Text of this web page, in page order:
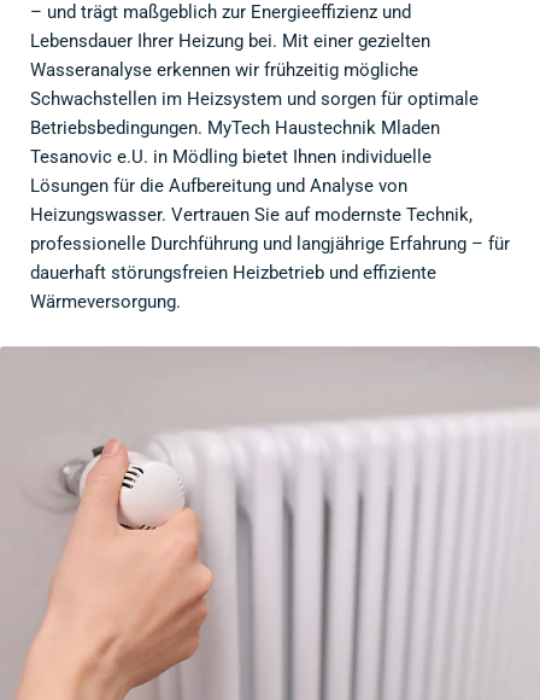
– und trägt maßgeblich zur Energieeffizienz und
Lebensdauer Ihrer Heizung bei. Mit einer gezielten
Wasseranalyse erkennen wir frühzeitig mögliche
Schwachstellen im Heizsystem und sorgen für optimale
Betriebsbedingungen. MyTech Haustechnik Mladen
Tesanovic e.U. in Mödling bietet Ihnen individuelle
Lösungen für die Aufbereitung und Analyse von
Heizungswasser. Vertrauen Sie auf modernste Technik,
professionelle Durchführung und langjährige Erfahrung – für
dauerhaft störungsfreien Heizbetrieb und effiziente
Wärmeversorgung.